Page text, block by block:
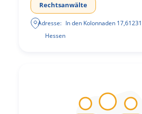
Rechtsanwälte
Adresse: In den Kolonnaden 17,61231
Hessen